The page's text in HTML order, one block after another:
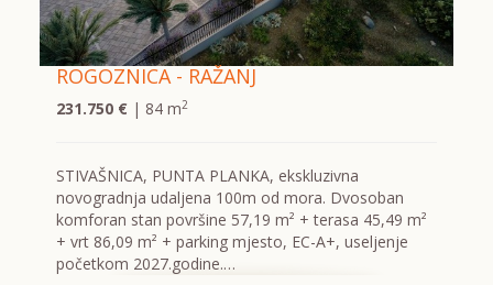
ROGOZNICA - RAŽANJ
231.750 €| 84 m2
STIVAŠNICA, PUNTA PLANKA, ekskluzivna
novogradnja udaljena 100m od mora. Dvosoban
komforan stan površine 57,19 m² + terasa 45,49 m²
+ vrt 86,09 m² + parking mjesto, EC-A+, useljenje
početkom 2027.godine.…